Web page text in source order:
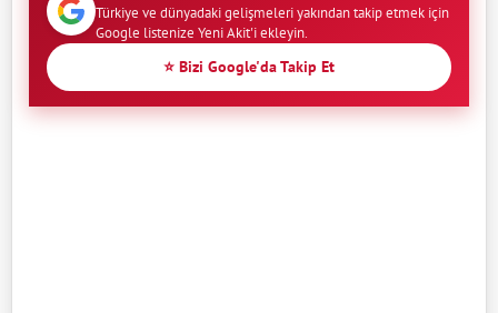
Türkiye ve dünyadaki gelişmeleri yakından takip etmek için
Google listenize Yeni Akit'i ekleyin.
⭐ Bizi Google'da Takip Et